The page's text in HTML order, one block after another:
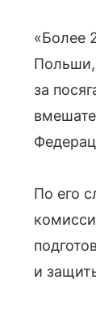
«Более
Польши,
за
По его
и